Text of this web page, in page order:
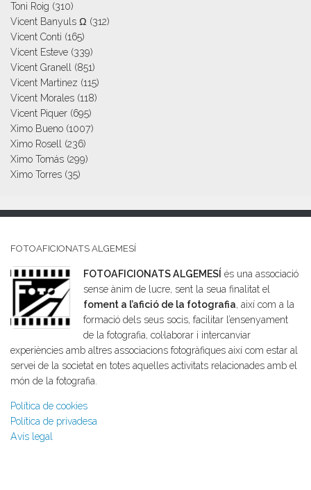
Toni Roig (310)
Vicent Banyuls Ω (312)
Vicent Conti (165)
Vicent Esteve (339)
Vicent Granell
(851)
Vicent Martinez (115)
Vicent Morales (118)
Vicent Piquer (695)
Ximo Bueno (1007)
Ximo Rosell
(236)
Ximo Tomás (299)
Ximo Torres (35)
FOTOAFICIONATS ALGEMESÍ
FOTOAFICIONATS ALGEMESÍ és una associació
sense ànim de lucre, sent la seua finalitat el
foment a l’afició de la fotografia, així com a la
formació dels seus socis, facilitar l’ensenyament
de la fotografia, col·laborar i intercanviar
experiències amb altres associacions fotogràfiques així com estar al
servei de la societat en totes aquelles activitats relacionades amb el
món de la fotografia.
Política de cookies
Política de privadesa
Avís legal